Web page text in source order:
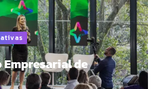
Empresarial de